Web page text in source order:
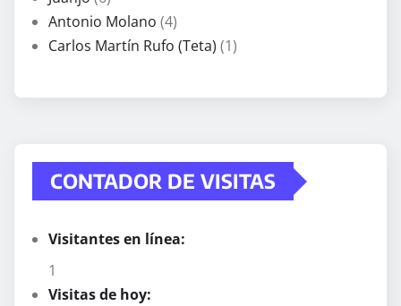
Antonio Molano (4)
Carlos Martín Rufo (Teta) (1)
CONTADOR DE VISITAS
Visitantes en línea:
1
Visitas de hoy: